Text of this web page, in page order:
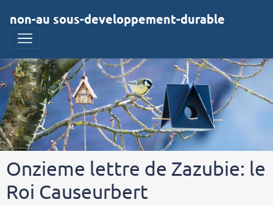
non-au sous-developpement-durable
Onzieme lettre de Zazubie: le
Roi Causeurbert